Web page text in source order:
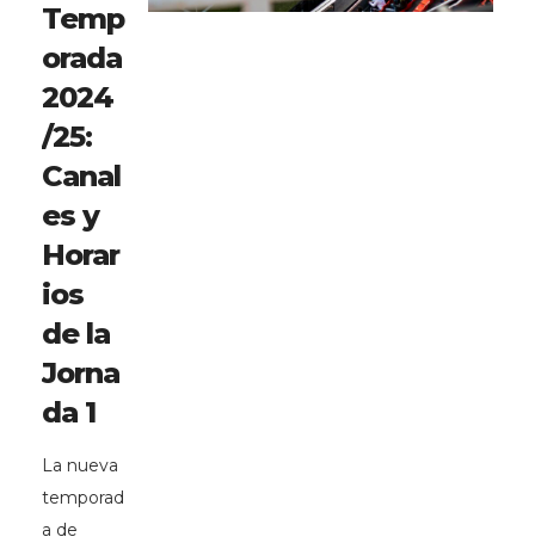
Temp
orada
2024
/25:
Canal
es y
Horar
ios
de la
Jorna
da 1
La nueva
temporad
a de